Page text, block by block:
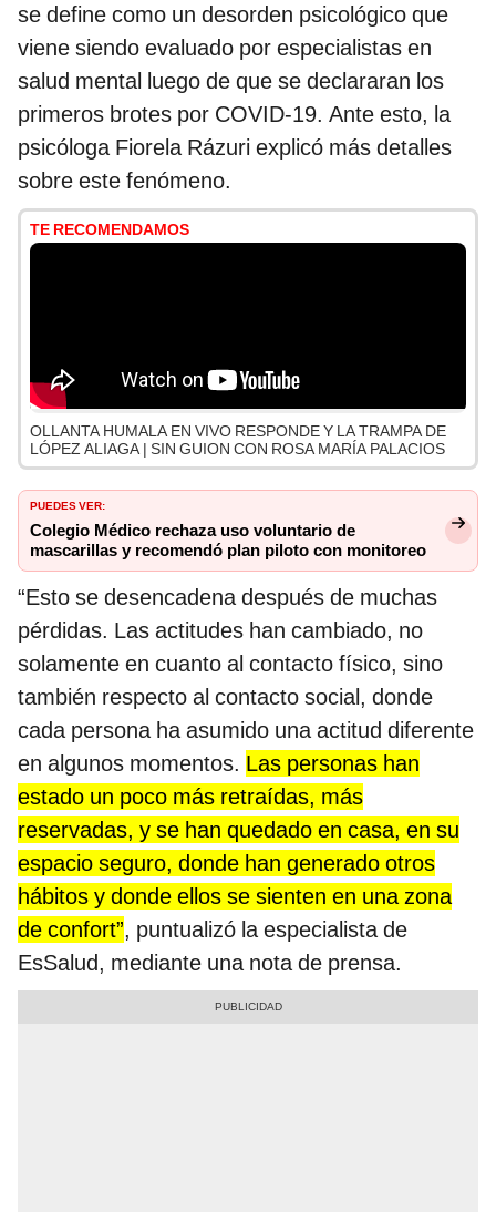
se define como un desorden psicológico que
viene siendo evaluado por especialistas en
salud mental luego de que se declararan los
primeros brotes por COVID-19. Ante esto, la
psicóloga Fiorela Rázuri explicó más detalles
sobre este fenómeno.
TE RECOMENDAMOS
OLLANTA HUMALA EN VIVO RESPONDE Y LA TRAMPA DE
LÓPEZ ALIAGA | SIN GUION CON ROSA MARÍA PALACIOS
PUEDES VER:
Colegio Médico rechaza uso voluntario de
mascarillas y recomendó plan piloto con monitoreo
“Esto se desencadena después de muchas
pérdidas. Las actitudes han cambiado, no
solamente en cuanto al contacto físico, sino
también respecto al contacto social, donde
cada persona ha asumido una actitud diferente
en algunos momentos. Las personas han
estado un poco más retraídas, más
reservadas, y se han quedado en casa, en su
espacio seguro, donde han generado otros
hábitos y donde ellos se sienten en una zona
de confort”, puntualizó la especialista de
EsSalud, mediante una nota de prensa.